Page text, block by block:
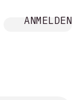
ANMELDEN